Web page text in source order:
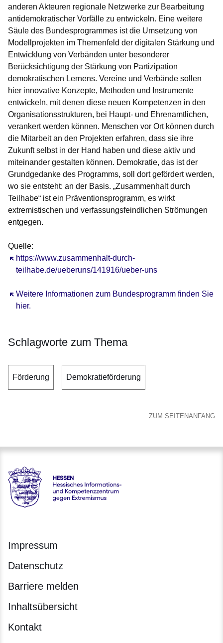
anderen Akteuren regionale Netzwerke zur Bearbeitung
antidemokratischer Vorfälle zu entwickeln. Eine weitere
Säule des Bundesprogrammes ist die Umsetzung von
Modellprojekten im Themenfeld der digitalen Stärkung und
Entwicklung von Verbänden unter besonderer
Berücksichtigung der Stärkung von Partizipation
demokratischen Lernens. Vereine und Verbände sollen
hier innovative Konzepte, Methoden und Instrumente
entwickeln, mit denen diese neuen Kompetenzen in den
Organisationsstrukturen, bei Haupt- und Ehrenamtlichen,
verankert werden können. Menschen vor Ort können durch
die Mitarbeit an den Projekten erfahren, dass sie ihre
Zukunft selbst in der Hand haben und diese aktiv und
miteinander gestalten können. Demokratie, das ist der
Grundgedanke des Programms, soll dort gefördert werden,
wo sie entsteht: an der Basis. „Zusammenhalt durch
Teilhabe“ ist ein Präventionsprogramm, es wirkt
extremistischen und verfassungsfeindlichen Strömungen
entgegen.
Quelle:
https://www.zusammenhalt-durch-
teilhabe.de/ueberuns/141916/ueber-uns
Öffnet sich in einem neuen Fenster
Weitere Informationen zum Bundesprogramm finden Sie
hier.
Öffnet sich in einem neuen Fenster
Schlagworte zum Thema
Förderung Demokratieförderung
ZUM SEITENANFANG
Hessen - Hessisches Informations- und Kompetenzzentrum
Impressum
Datenschutz
Barriere melden
Inhaltsübersicht
Kontakt